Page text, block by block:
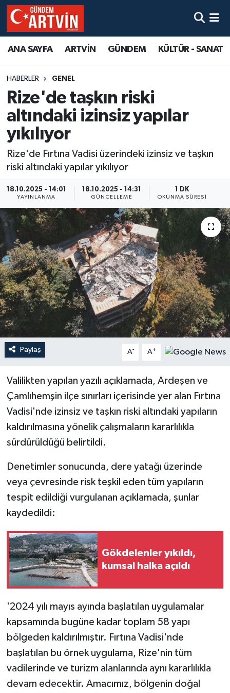
ANA SAYFA ARTVİN GÜNDEM KÜLTÜR - SANAT
HABERLER GENEL
Rize'de taşkın riski
altındaki izinsiz yapılar
yıkılıyor
Rize'de Fırtına Vadisi üzerindeki izinsiz ve taşkın
riski altındaki yapılar yıkılıyor
18.10.2025 - 14:01
YAYINLANMA
18.10.2025 - 14:31
GÜNCELLEME
1 DK
OKUNMA SÜRESI
Paylaş A- A+
Valilikten yapılan yazılı açıklamada, Ardeşen ve
Çamlıhemşin ilçe sınırları içerisinde yer alan Fırtına
Vadisi'nde izinsiz ve taşkın riski altındaki yapıların
kaldırılmasına yönelik çalışmaların kararlılıkla
sürdürüldüğü belirtildi.
Denetimler sonucunda, dere yatağı üzerinde
veya çevresinde risk teşkil eden tüm yapıların
tespit edildiği vurgulanan açıklamada, şunlar
kaydedildi:
Gökdelenler yıkıldı,
kumsal halka açıldı
'2024 yılı mayıs ayında başlatılan uygulamalar
kapsamında bugüne kadar toplam 58 yapı
bölgeden kaldırılmıştır. Fırtına Vadisi'nde
başlatılan bu örnek uygulama, Rize'nin tüm
vadilerinde ve turizm alanlarında aynı kararlılıkla
devam edecektir. Amacımız, bölgenin doğal